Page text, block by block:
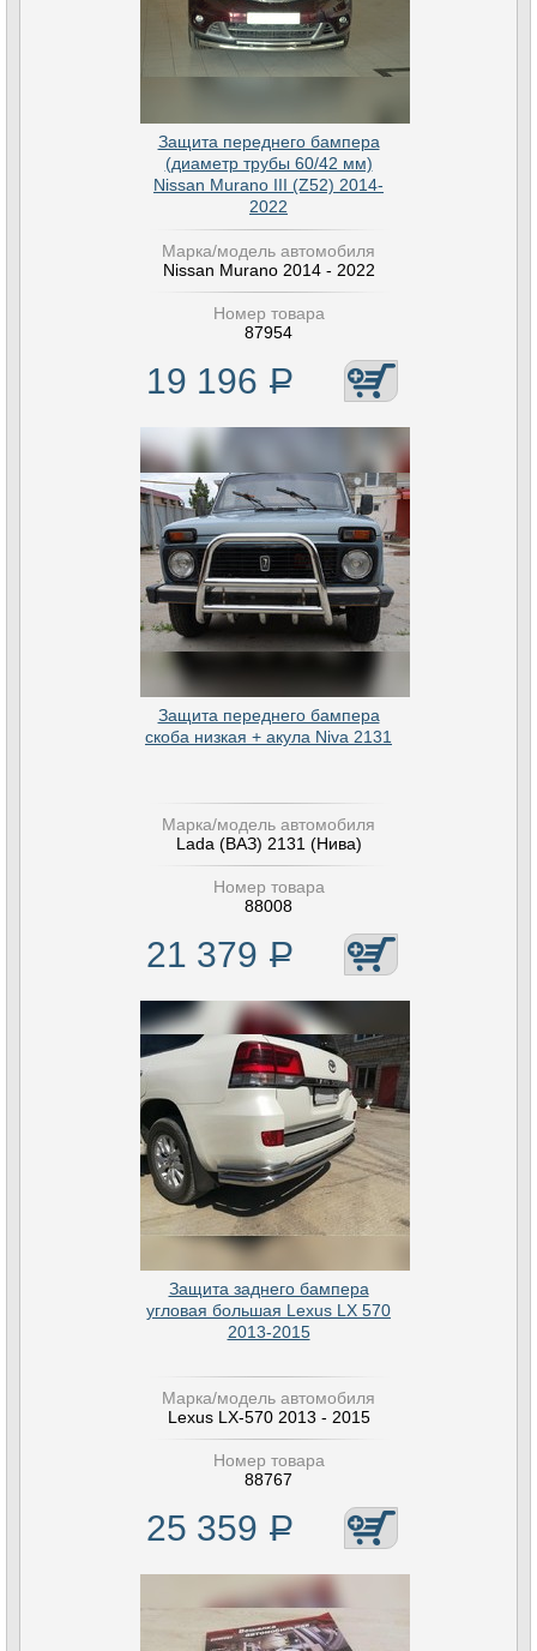
Защита переднего бампера
(диаметр трубы 60/42 мм)
Nissan Murano III (Z52) 2014-
2022
Марка/модель автомобиля
Nissan Murano 2014 - 2022
Номер товара
87954
19 196 Р
Защита переднего бампера
скоба низкая + акула Niva 2131
Марка/модель автомобиля
Lada (ВАЗ) 2131 (Нива)
Номер товара
88008
21 379 Р
Защита заднего бампера
угловая большая Lexus LX 570
2013-2015
Марка/модель автомобиля
Lexus LX-570 2013 - 2015
Номер товара
88767
25 359 Р